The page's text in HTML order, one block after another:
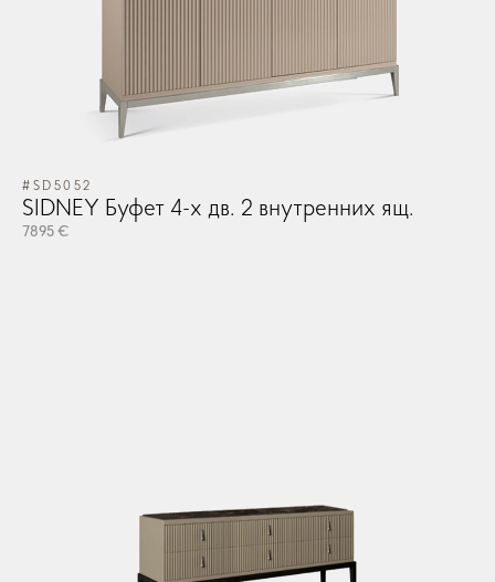
#SD5052
SIDNEY Буфет 4-х дв. 2 внутренних ящ.
7895 €